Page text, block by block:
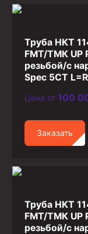
Труба НКТ
FMT/ТМК UP
резьбой/с
Spec 5CT
Цена от 100
Заказать
Труба НКТ
FMT/ТМК UP
резьбой/с